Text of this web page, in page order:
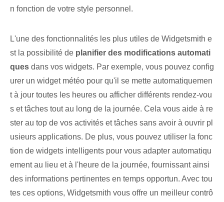
n fonction de votre style personnel.
L'une des fonctionnalités les plus utiles de Widgetsmith e
st la possibilité de planifier des modifications automati
ques dans vos ‌widgets. Par exemple, vous pouvez config
urer un widget météo pour qu'il se mette automatiquemen
t à jour toutes les heures ou afficher différents rendez-vou
s et tâches tout au long de la journée. Cela vous aide à re
ster au top de vos activités et tâches sans avoir à ouvrir pl
usieurs applications. De plus, vous pouvez utiliser la fonc
tion de widgets intelligents pour vous adapter automatiqu
ement au lieu et à l'heure de la journée, fournissant ainsi
des informations pertinentes en temps opportun. Avec tou
tes ces options, Widgetsmith vous offre un meilleur contrô